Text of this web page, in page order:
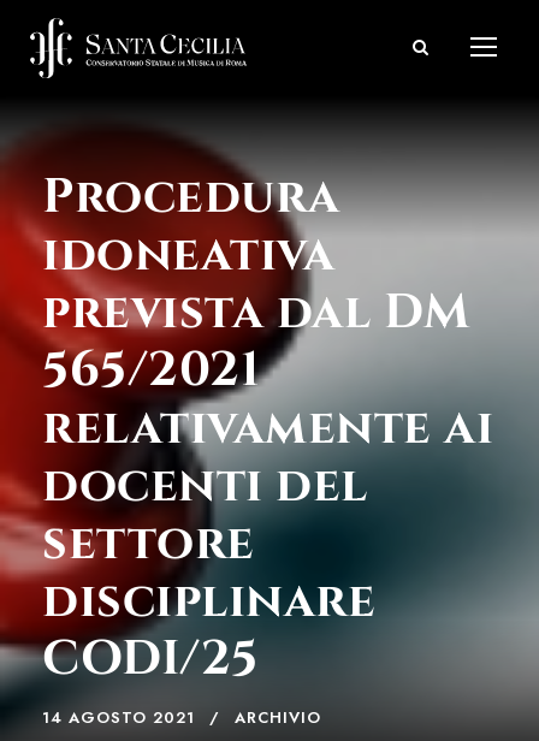
Procedura
idoneativa
prevista dal DM
565/2021
relativamente ai
docenti del
settore
disciplinare
CODI/25
14 AGOSTO 2021 ARCHIVIO